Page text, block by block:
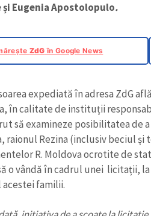
și Eugenia Apostolopulo.
ZdG în Google News
expediată în adresa ZdG
în calitate de instituții
să examineze posibilitatea de
raionul Rezina (inclusiv beciul
R. Moldova ocrotite de
o vândă în cadrul unei licitații,
acestei familii.